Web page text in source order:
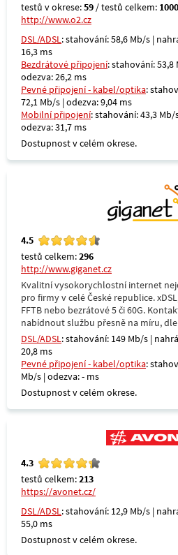
testů v okrese:59 / testů celkem:
http://www.o2.cz
DSL/ADSL: stahování: 58,6 Mb/s |
16,3 ms
Bezdrátové připojení: stahování: 53,8
odezva: 26,2 ms
Pevné připojení - kabel/optika:
72,1 Mb/s | odezva: 9,04 ms
Mobilní připojení: stahování: 43,3
odezva: 31,7 ms
Dostupnost v celém okrese.
4.5
testů celkem:296
http://www.giganet.cz
Kvalitní vysokorychlostní internet
pro firmy v celé České republice.
FFTB nebo bezrátové 5 či 60G.
nabídnout službu přesně na míru, dle
DSL/ADSL: stahování: 149 Mb/s |
20,8 ms
Pevné připojení - kabel/optika:
Mb/s | odezva: - ms
Dostupnost v celém okrese.
4.3
testů celkem:213
https://avonet.cz/
DSL/ADSL: stahování: 12,9 Mb/s |
55,0 ms
Dostupnost v celém okrese.